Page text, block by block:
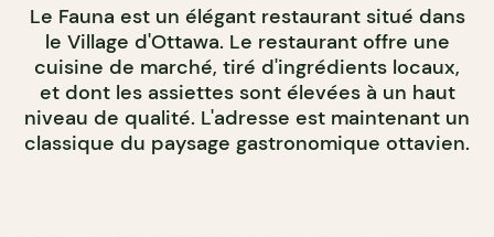
Le Fauna est un élégant restaurant situé dans
le Village d'Ottawa. Le restaurant offre une
cuisine de marché, tiré d'ingrédients locaux,
et dont les assiettes sont élevées à un haut
niveau de qualité. L'adresse est maintenant un
classique du paysage gastronomique ottavien.